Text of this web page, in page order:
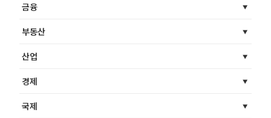
금융
부동산
산업
경제
국제